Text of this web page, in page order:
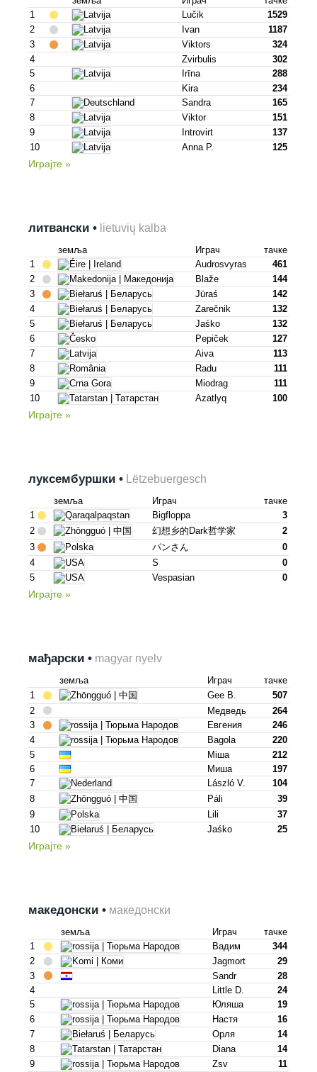
1
Lučik
1529
2
Ivan
1187
3
Viktors
324
4
Zvirbulis
302
5
Irīna
288
6
Kira
234
7
Sandra
165
8
Viktor
151
9
Introvirt
137
10
Anna P. 125
Играјте »
литвански • lietuvių kalba
земља Играч
тачке
1
Audrosvyras
461
2
Blaže
144
3
Jūraś
142
4
Zarečnik
132
5
Jaśko
132
6
Pepiček
127
7
Aiva
113
8
Radu
111
9
Miodrag
111
10
Azatlyq 100
Играјте »
луксембуршки • Lëtzebuergesch
земља Играч
тачке
1
Bigfloppa
3
2
幻想乡的dark哲学家
2
3
パンさん
0
4
S
0
5
Vespasian 0
Играјте »
мађарски • magyar nyelv
земља Играч
тачке
1
Gee B.
507
2
Медведь
264
3
Евгения
246
4
Bagola
220
5
Mіша
212
6
Mиша
197
7
László V.
104
8
Páli
39
9
Lili
37
10
Jaśko 25
Играјте »
македонски • македонски
земља Играч
тачке
1
Вадим
344
2
Jagmort
29
3
Sandr
28
4
Little D.
24
5
Юляша
19
6
Настя
16
7
Орля
14
8
Diana
14
9
Zsv
11